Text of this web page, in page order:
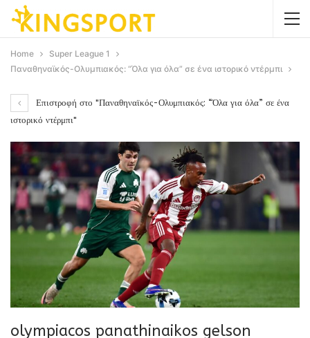
Home
Super League 1
Παναθηναϊκός-Ολυμπιακός: “Όλα για όλα” σε ένα ιστορικό ντέρμπι
Επιστροφή στο "Παναθηναϊκός-Ολυμπιακός: “Όλα για όλα” σε ένα
ιστορικό ντέρμπι"
olympiacos panathinaikos gelson